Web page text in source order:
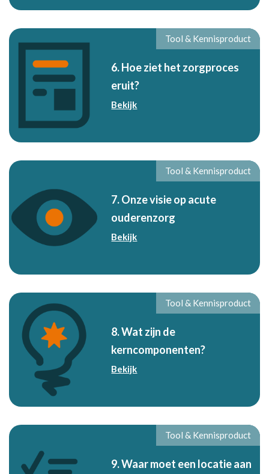
6. Hoe ziet het zorgproces
eruit?
Bekijk
Tool & Kennisproduct
7. Onze visie op acute
ouderenzorg
Bekijk
Tool & Kennisproduct
8. Wat zijn de
kerncomponenten?
Bekijk
Tool & Kennisproduct
9. Waar moet een locatie aan
Tool & Kennisproduct